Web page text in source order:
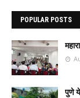
POPULAR POSTS
पुणे